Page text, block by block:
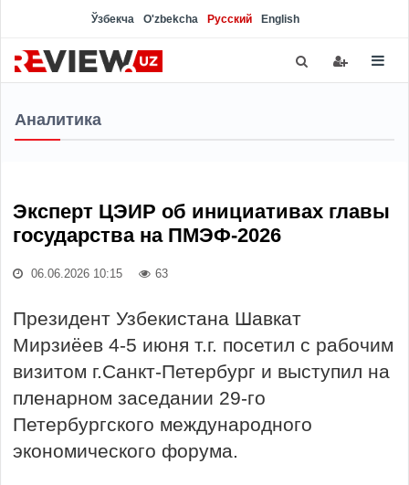
Ўзбекча O'zbekcha Русский English
Аналитика
Эксперт ЦЭИР об инициативах главы
государства на ПМЭФ-2026
06.06.2026 10:15 63
Президент Узбекистана Шавкат
Мирзиёев 4-5 июня т.г. посетил с рабочим
визитом г.Санкт-Петербург и выступил на
пленарном заседании 29-го
Петербургского международного
экономического форума.